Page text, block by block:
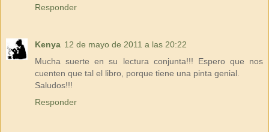
Responder
Kenya 12 de mayo de 2011 a las 20:22
Mucha suerte en su lectura conjunta!!! Espero que nos
cuenten que tal el libro, porque tiene una pinta genial.
Saludos!!!
Responder